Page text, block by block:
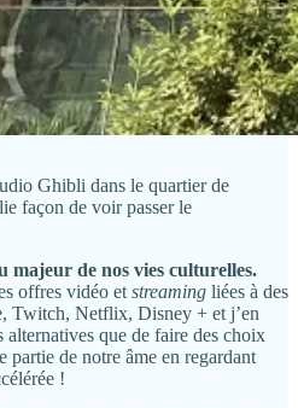
Ghibli dans le quartier de
façon de voir passer le
majeur de nos vies culturelles.
offres vidéo et streaming liées à des
Twitch, Netflix, Disney + et j’en
alternatives que de faire des choix
partie de notre âme en regardant
!